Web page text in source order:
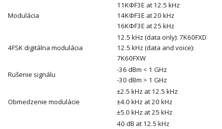
Modulácia
11KΦF3E at 12.5 kHz
14KΦF3E at 20 kHz
16KΦF3E at 25 kHz
4FSK digitálna modulácia
12.5 kHz (data only): 7K60FXD
12.5 kHz (data and voice):
7K60FXW
Rušenie signálu
-36 dBm < 1 GHz
-30 dBm > 1 GHz
Obmedzenie modulácie
±2.5 kHz at 12.5 kHz
±4.0 kHz at 20 kHz
±5.0 kHz at 25 kHz
40 dB at 12.5 kHz